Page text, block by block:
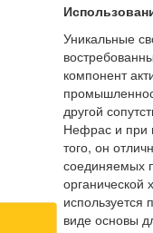
Уникальные
компонент
другой
Нефрас и при
того, он
соединяемых
органической
используется
виде основы